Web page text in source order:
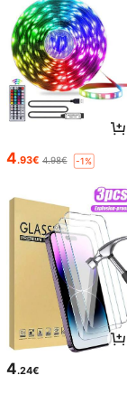
4.93€ 4.98€ -1%
4.24€